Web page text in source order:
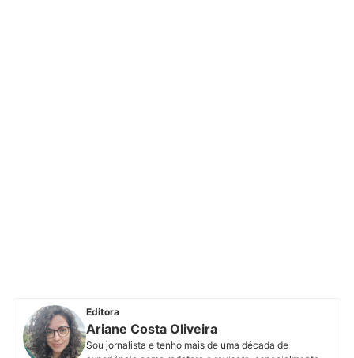
Editora
Ariane Costa Oliveira
Sou jornalista e tenho mais de uma década de